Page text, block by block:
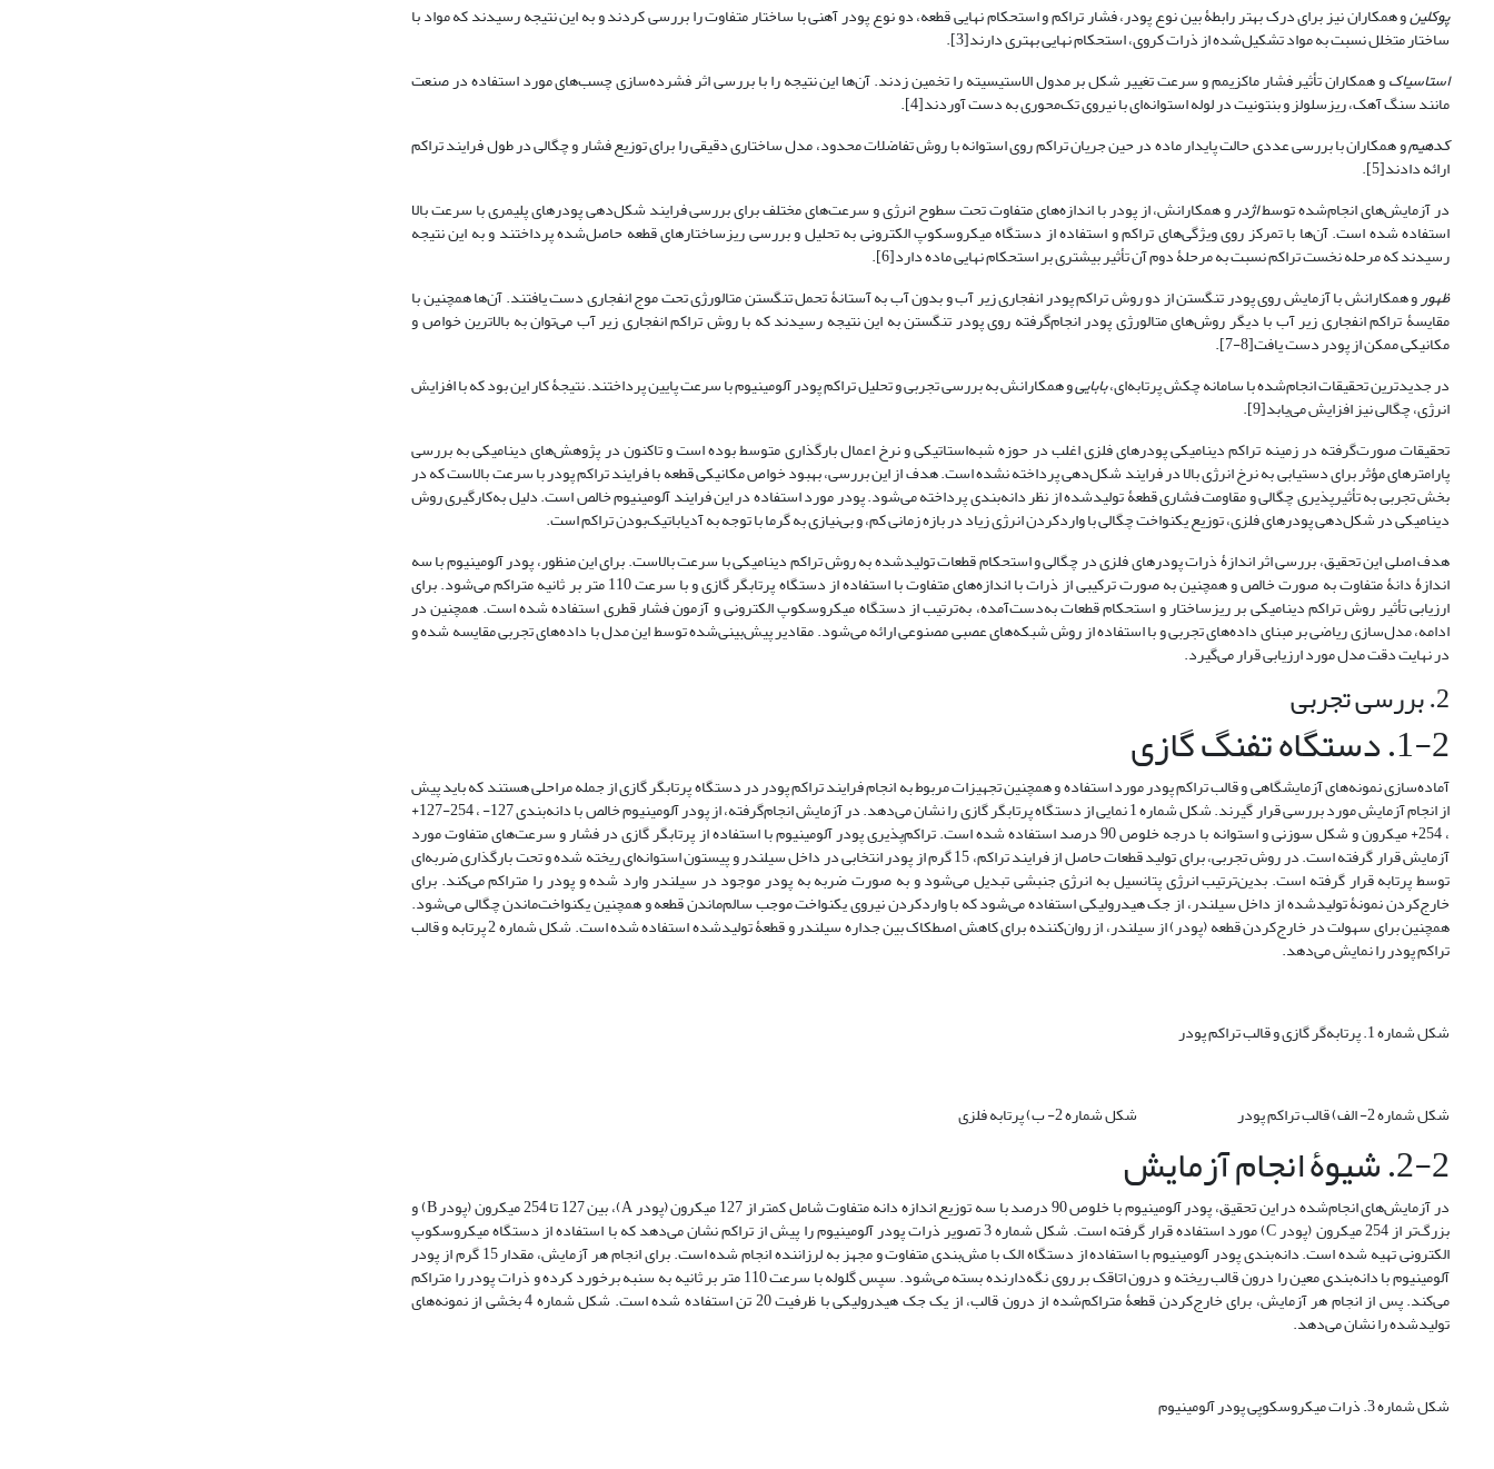
پوکلینو همکاران نیز برای درک بهتر رابطۀ بین نوع پودر، فشار تراکم و استحکام نهایی قطعه، دو نوع پودر آهنی با ساختار متفاوت را بررسی کردند و به این نتیجه رسیدند که مواد با
ساختار متخلل نسبت به مواد تشکیل‌شده از ذرات کروی، استحکام نهایی بهتری دارند[3].
استاسیاکو همکاران تأثیر فشار ماکزیمم و سرعت تغییر شکل بر مدول الاستیسیته را تخمین زدند. آن‌ها این نتیجه را با بررسی اثر فشرده‌سازی چسب‌های مورد استفاده در صنعت
مانند سنگ آهک، ریزسلولز و بنتونیت در لوله استوانه‌ای با نیروی تک‌محوری به دست آوردند[4].
کدهیمو همکاران با بررسی عددی حالت پایدار ماده در حین جریان تراکم روی استوانه با روش تفاضلات محدود، مدل ساختاری دقیقی را برای توزیع فشار و چگالی در طول فرایند تراکم
ارائه دادند[5].
در آزمایش‌های انجام‌شده توسطاژدرو همکارانش، از پودر با اندازه‌های متفاوت تحت سطوح انرژی و سرعت‌های مختلف برای بررسی فرایند شکل‌دهی پودرهای پلیمری با سرعت بالا
استفاده شده است. آن‌ها با تمرکز روی ویژگی‌های تراکم و استفاده از دستگاه میکروسکوپ الکترونی به تحلیل و بررسی ریزساختارهای قطعه حاصل‌شده پرداختند و به این نتیجه
رسیدند که مرحله نخست تراکم نسبت به مرحلۀ دوم آن تأثیر بیشتری بر استحکام نهایی ماده دارد[6].
ظهورو همکارانش با آزمایش روی پودر تنگستن از دو روش تراکم پودر انفجاری زیر آب و بدون آب به آستانۀ تحمل تنگستن متالورژی تحت موج انفجاری دست یافتند. آن‌ها همچنین با
مقایسۀ تراکم انفجاری زیر آب با دیگر روش‌های متالورژی پودر انجام‌گرفته روی پودر تنگستن به این نتیجه رسیدند که با روش تراکم انفجاری زیر آب می‌توان به بالاترین خواص و
مکانیکی ممکن از پودر دست یافت[8-7].
در جدیدترین تحقیقات انجام‌شده با سامانه چکش پرتابه‌ای،باباییو همکارانش به بررسی تجربی و تحلیل تراکم پودر آلومینیوم با سرعت پایین پرداختند. نتیجۀ کار این بود که با افزایش
انرژی، چگالی نیز افزایش می‌یابد[9].
تحقیقات صورت‌گرفته در زمینه تراکم دینامیکی پودرهای فلزی اغلب در حوزه شبه‌استاتیکی و نرخ اعمال بارگذاری متوسط بوده است و تاکنون در پژوهش‌های دینامیکی به بررسی
پارامترهای مؤثر برای دستیابی به نرخ انرژی بالا در فرایند شکل‌دهی پرداخته نشده است. هدف از این بررسی، بهبود خواص مکانیکی قطعه با فرایند تراکم پودر با سرعت بالاست که در
بخش تجربی به تأثیرپذیری چگالی و مقاومت فشاری قطعۀ تولید‌شده از نظر دانه‌بندی پرداخته می‌شود. پودر مورد استفاده در این فرایند آلومینیوم خالص است. دلیل به‌کارگیری روش
دینامیکی در شکل‌دهی پودرهای فلزی، توزیع یکنواخت چگالی با وارد‌کردن انرژی زیاد در بازه زمانی کم، و بی‌نیازی به گرما با توجه به آدیاباتیک‌بودن تراکم است.
هدف اصلی این تحقیق، بررسی اثر اندازۀ ذرات پودرهای فلزی در چگالی و استحکام قطعات تولید‌شده به روش تراکم دینامیکی با سرعت بالاست. برای این منظور، پودر آلومینیوم با سه
اندازۀ دانۀ متفاوت به صورت خالص و همچنین به صورت ترکیبی از ذرات با اندازه‌های متفاوت با استفاده از دستگاه پرتابگر گازی و با سرعت 110 متر بر ثانیه متراکم می‌شود. برای
ارزیابی تأثیر روش تراکم دینامیکی بر ریزساختار و استحکام قطعات به‌دست‌آمده، به‌ترتیب از دستگاه میکروسکوپ الکترونی و آزمون فشار قطری استفاده شده است. همچنین در
ادامه، مدل‌سازی ریاضی بر مبنای داده‌های تجربی و با استفاده از روش شبکه‌های عصبی مصنوعی ارائه می‌شود. مقادیر پیش‌بینی‌شده توسط این مدل با داده‌های تجربی مقایسه شده و
در نهایت دقت مدل مورد ارزیابی قرار می‌گیرد.
2. بررسی تجربی
1-2. دستگاه تفنگ گازی
آماده‌سازی نمونه‌های آزمایشگاهی و قالب تراکم پودر مورد استفاده و همچنین تجهیزات مربوط به انجام فرایند تراکم پودر در دستگاه پرتابگر گازی از جمله مراحلی هستند که باید پیش
از انجام آزمایش مورد بررسی قرار گیرند. شکل شماره 1 نمایی از دستگاه پرتابگر گازی را نشان می‌دهد. در آزمایش انجام‌گرفته، از پودر آلومینیوم خالص با دانه‌بندی 127- ، 254-127+
، 254+ میکرون و شکل سوزنی و استوانه با درجه خلوص 90 درصد استفاده شده است. تراکم‌پذیری پودر آلومینیوم با استفاده از پرتابگر گازی در فشار و سرعت‌های متفاوت مورد
آزمایش قرار گرفته است. در روش تجربی، برای تولید قطعات حاصل از فرایند تراکم، 15 گرم از پودر انتخابی در داخل سیلندر و پیستون استوانه‌ای ریخته شده و تحت بارگذاری ضربه‌ای
توسط پرتابه قرار گرفته است. بدین‌ترتیب انرژی پتانسیل به انرژی جنبشی تبدیل می‌شود و به صورت ضربه به پودر موجود در سیلندر وارد شده و پودر را متراکم می‌کند. برای
خارج‌کردن نمونۀ تولید‌شده از داخل سیلندر، از جک هیدرولیکی استفاده می‌شود که با وارد‌کردن نیروی یکنواخت موجب سالم‌ماندن قطعه و همچنین یکنواخت‌ماندن چگالی می‌شود.
همچنین برای سهولت در خارج‌کردن قطعه (پودر) از سیلندر، از روان‌کننده برای کاهش اصطکاک بین جداره سیلندر و قطعۀ تولید‌شده استفاده شده است. شکل شماره 2 پرتابه و قالب
تراکم پودر را نمایش می‌دهد.
شکل شماره 1. پرتابه‌گر گازی و قالب تراکم پودر
شکل شماره 2- الف) قالب تراکم پودر شکل شماره 2- ب) پرتابه فلزی
2-2. شیوۀ انجام آزمایش
در آزمایش‌های انجام‌شده در این تحقیق، پودر آلومینیوم با خلوص 90 درصد با سه توزیع اندازه دانه متفاوت شامل کمتر از 127 میکرون (پودر A)، بین 127 تا 254 میکرون (پودر B) و
بزرگ‌تر از 254 میکرون (پودر C) مورد استفاده قرار گرفته است. شکل شماره 3 تصویر ذرات پودر آلومینیوم را پیش از تراکم نشان می‌دهد که با استفاده از دستگاه میکروسکوپ
الکترونی تهیه شده است. دانه‌بندی پودر آلومینیوم با استفاده از دستگاه الک با مش‌بندی متفاوت و مجهز به لرزاننده انجام شده است. برای انجام هر آزمایش، مقدار 15 گرم از پودر
آلومینیوم با دانه‌بندی معین را درون قالب ریخته و درون اتاقک بر روی نگه‌دارنده بسته می‌شود. سپس گلوله با سرعت 110 متر بر ثانیه به سنبه برخورد کرده و ذرات پودر را متراکم
می‌کند. پس از انجام هر آزمایش، برای خارج‌کردن قطعۀ متراکم‌شده از درون قالب، از یک جک هیدرولیکی با ظرفیت 20 تن استفاده شده است. شکل شماره 4 بخشی از نمونه‌های
تولیدشده را نشان می‌دهد.
شکل شماره 3. ذرات میکروسکوپی پودر آلومینیوم